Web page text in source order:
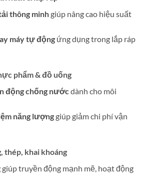
thông minhgiúp nâng cao hiệu suất
máy tự động ứng dụng trong lắp ráp
phẩm & đồ uống
động chống nướcdành cho môi
năng lượnggiúp giảm chi phí vận
thép, khai khoáng
giúp truyền động mạnh mẽ, hoạt động